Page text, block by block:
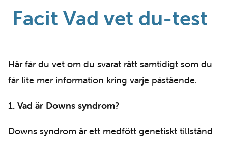
Facit Vad vet du-test
Här får du vet om du svarat rätt samtidigt som du
får lite mer information kring varje påstående.
1. Vad är Downs syndrom?
Downs syndrom är ett medfött genetiskt tillstånd